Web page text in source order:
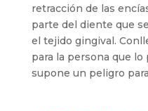
retracción de las
parte del diente que
el tejido gingival.
para la persona que
supone un peligro